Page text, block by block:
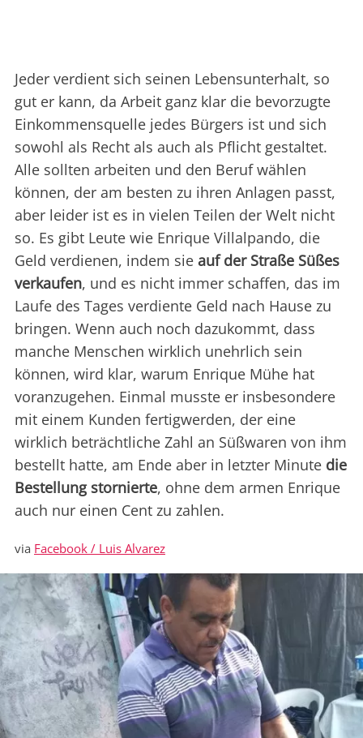
Jeder verdient sich seinen Lebensunterhalt, so
gut er kann, da Arbeit ganz klar die bevorzugte
Einkommensquelle jedes Bürgers ist und sich
sowohl als Recht als auch als Pflicht gestaltet.
Alle sollten arbeiten und den Beruf wählen
können, der am besten zu ihren Anlagen passt,
aber leider ist es in vielen Teilen der Welt nicht
so. Es gibt Leute wie Enrique Villalpando, die
Geld verdienen, indem sie auf der Straße Süßes
verkaufen, und es nicht immer schaffen, das im
Laufe des Tages verdiente Geld nach Hause zu
bringen. Wenn auch noch dazukommt, dass
manche Menschen wirklich unehrlich sein
können, wird klar, warum Enrique Mühe hat
voranzugehen. Einmal musste er insbesondere
mit einem Kunden fertigwerden, der eine
wirklich beträchtliche Zahl an Süßwaren von ihm
bestellt hatte, am Ende aber in letzter Minute die
Bestellung stornierte, ohne dem armen Enrique
auch nur einen Cent zu zahlen.
via Facebook / Luis Alvarez